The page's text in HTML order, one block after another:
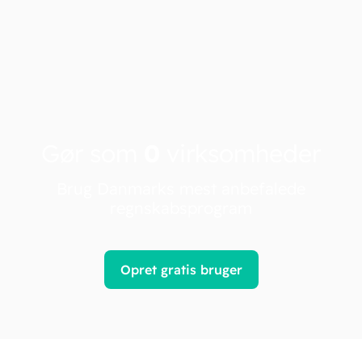
Opret gratis bruger